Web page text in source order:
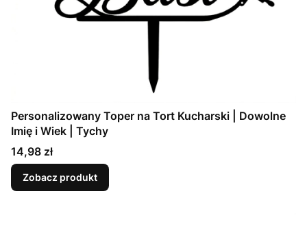
Personalizowany Toper na Tort Kucharski | Dowolne
Imię i Wiek | Tychy
Cena
14,98 zł
Zobacz produkt